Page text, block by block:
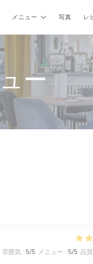
メニュー 写真 レ
ー
雰囲気 : 5/5 メニュー : 5/5 品